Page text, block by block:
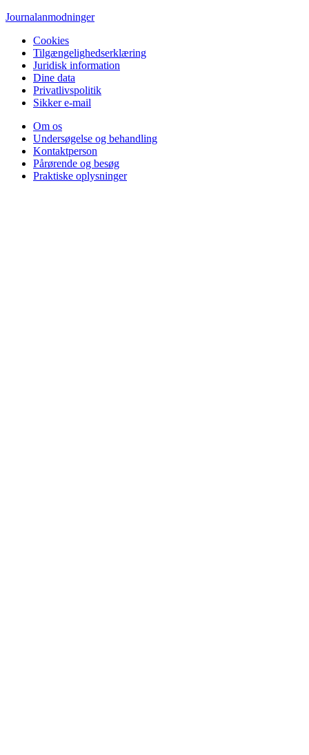
Journalanmodninger
Cookies
Tilgængelighedserklæring
Juridisk information
Dine data
Privatlivspolitik
Sikker e-mail
Om os
Undersøgelse og behandling
Kontaktperson
Pårørende og besøg
Praktiske oplysninger